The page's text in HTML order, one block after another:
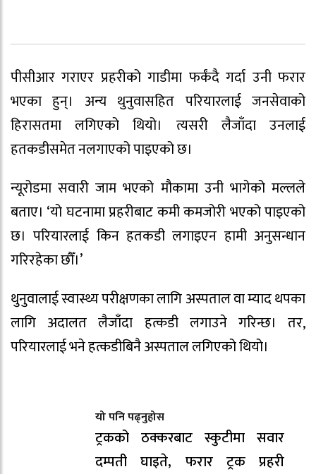
पीसीआर गराएर प्रहरीको गाडीमा फर्कंदै गर्दा उनी फरार
भएका हुन्। अन्य थुनुवासहित परियारलाई जनसेवाको
हिरासतमा लगिएको थियो। त्यसरी लैजाँदा उनलाई
हतकडीसमेत नलगाएको पाइएको छ।
न्यूरोडमा सवारी जाम भएको मौकामा उनी भागेको मल्लले
बताए। ‘यो घटनामा प्रहरीबाट कमी कमजोरी भएको पाइएको
छ। परियारलाई किन हतकडी लगाइएन हामी अनुसन्धान
गरिरहेका छौँ।’
थुनुवालाई स्वास्थ्य परीक्षणका लागि अस्पताल वा म्याद थपका
लागि अदालत लैजाँदा हत्कडी लगाउने गरिन्छ। तर,
परियारलाई भने हत्कडीबिनै अस्पताल लगिएको थियो।
यो पनि पढ्नुहोस
ट्रकको ठक्करबाट स्कुटीमा सवार
दम्पती घाइते, फरार ट्रक प्रहरी